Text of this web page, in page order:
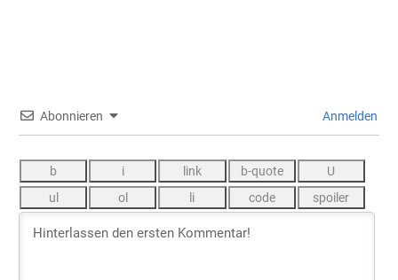
Abonnieren Anmelden